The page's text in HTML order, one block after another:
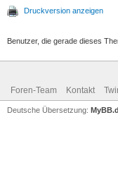
Druckversion anzeigen
Benutzer, die gerade dieses
Foren-Team Kontakt
Deutsche Übersetzung: